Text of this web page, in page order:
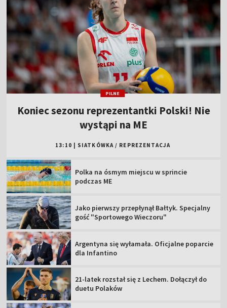
PILNE
Koniec sezonu reprezentantki Polski! Nie
wystąpi na ME
13:10 SIATKÓWKA / REPREZENTACJA
Polka na ósmym miejscu w sprincie
podczas ME
Jako pierwszy przepłynął Bałtyk. Specjalny
gość "Sportowego Wieczoru"
Argentyna się wyłamała. Oficjalne poparcie
dla Infantino
21-latek rozstał się z Lechem. Dołączył do
duetu Polaków